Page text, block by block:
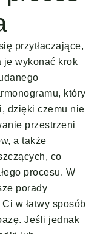
przytłaczające,
je wykonać krok
który
dzięki czemu nie
przestrzeni
a także
co
procesu. W
porady
w łatwy sposób
Jeśli jednak